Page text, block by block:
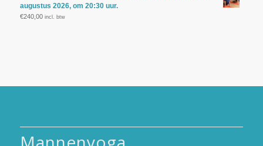
augustus 2026, om 20:30 uur.
€240,00 incl. btw